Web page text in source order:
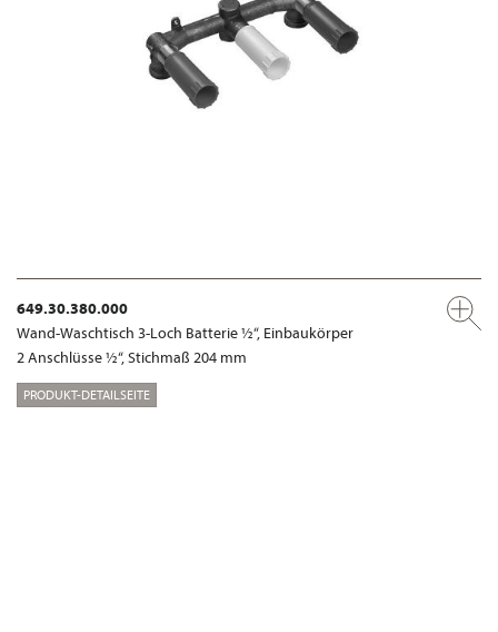
649.30.380.000
Wand-Waschtisch 3-Loch Batterie ½“, Einbaukörper
2 Anschlüsse ½“, Stichmaß 204 mm
PRODUKT-DETAILSEITE